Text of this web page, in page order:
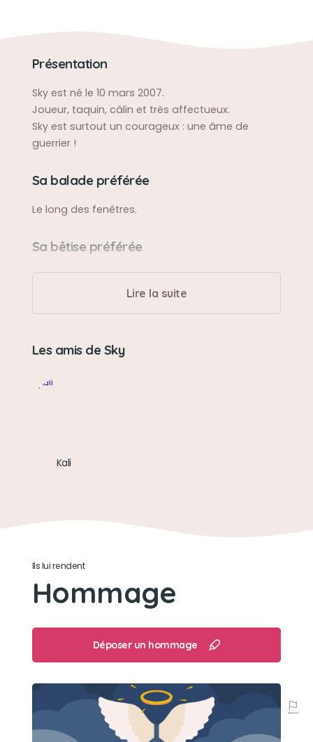
Présentation
Sky est né le 10 mars 2007.
Joueur, taquin, câlin et très affectueux.
Sky est surtout un courageux : une âme de
guerrier !
Sa balade préférée
Le long des fenêtres.
Sa bêtise préférée
Monter sur le buffet et faire tomber tout ce qui
ce trouve sur son chemin.
Indépendant, curieux, généreux et affectueux.
Son loisir préféré
Lire la suite
Les amis de Sky
Kali
Ils lui rendent
Hommage
Déposer un hommage